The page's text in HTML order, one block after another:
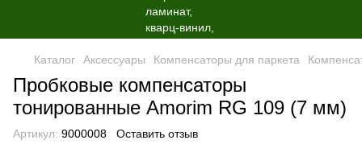
Каталог Аксессуары Компенсаторы для паркета
Пробковые компенсаторы
тонированные Amorim RG 109 (7 мм)
Артикул: 9000008 Оставить отзыв